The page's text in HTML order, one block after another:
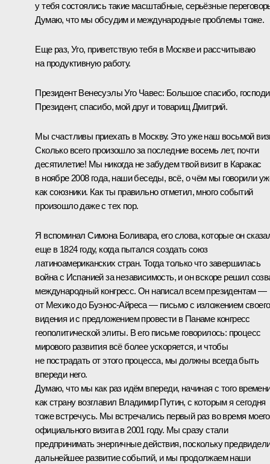
у тебя состоялись такие масштабные, серьёзные
Думаю, что мы обсудим и международные проблемы тоже.
Еще раз, Уго, приветствую тебя в Москве и рассчитываю
на продуктивную работу.
Президент Венесуэлы Уго Чавес: Большое спасибо,
Президент, спасибо, мой друг и товарищ Дмитрий.
Мы счастливы приехать в Москву. Это уже наш восьмой
Сколько всего произошло за последние восемь лет, почти
десятилетие! Мы никогда не забудем твой визит в Каракас
в ноябре 2008 года, наши беседы, всё, о чём мы говорили
как союзники. Как ты правильно отметил, много событий
произошло даже с тех пор.
Я вспоминал Симона Боливара, его слова, которые он
еще в 1824 году, когда пытался создать союз
латиноамериканских стран. Тогда только что завершилась
война с Испанией за независимость, и он вскоре решил
международный конгресс. Он написал всем президентам —
от Мехико до Буэнос-Айреса — письмо с изложением своего
видения и с предложением провести в Панаме конгресс
геополитической элиты. В его письме говорилось: процесс
мирового развития всё более ускоряется, и чтобы
не пострадать от этого процесса, мы должны всегда быть
впереди него.
Думаю, что мы как раз идём впереди, начиная с того
как страну возглавил Владимир Путин, с которым я сегодня
тоже встречусь. Мы встречались первый раз во время моего
официального визита в 2001 году. Мы сразу стали
предпринимать энергичные действия, поскольку
дальнейшее развитие событий, и мы продолжаем наши